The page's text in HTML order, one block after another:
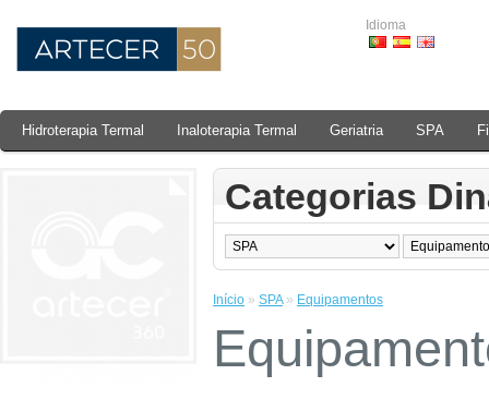
Idioma
Hidroterapia Termal Inaloterapia Termal Geriatria SPA
Categorias
Início » SPA» Equipamentos